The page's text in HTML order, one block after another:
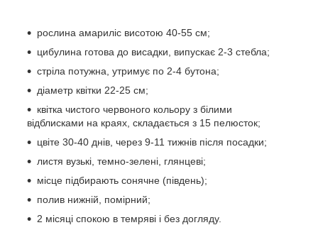
рослина амариліс висотою 40-55 см;
цибулина готова до висадки, випускає 2-3 стебла;
стріла потужна, утримує по 2-4 бутона;
діаметр квітки 22-25 см;
квітка чистого червоного кольору з білими
відблисками на краях, складається з 15 пелюсток;
цвіте 30-40 днів, через 9-11 тижнів після посадки;
листя вузькі, темно-зелені, глянцеві;
місце підбирають сонячне (південь);
полив нижній, помірний;
2 місяці спокою в темряві і без догляду.